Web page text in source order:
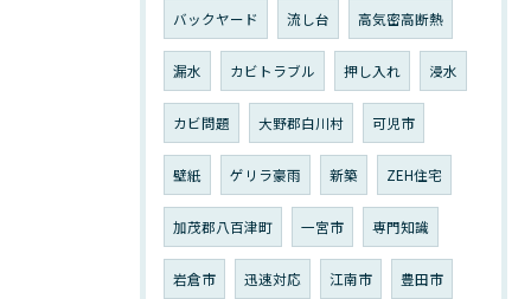
バックヤード 流し台 高気密高断熱
漏水 カビトラブル 押し入れ 浸水
カビ問題 大野郡白川村 可児市
壁紙 ゲリラ豪雨 新築 ZEH住宅
加茂郡八百津町 一宮市 専門知識
岩倉市 迅速対応 江南市 豊田市